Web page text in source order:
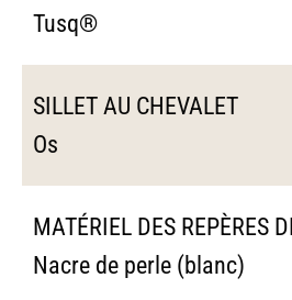
Tusq®
SILLET AU CHEVALET
Os
MATÉRIEL DES REPÈRES
Nacre de perle (blanc)